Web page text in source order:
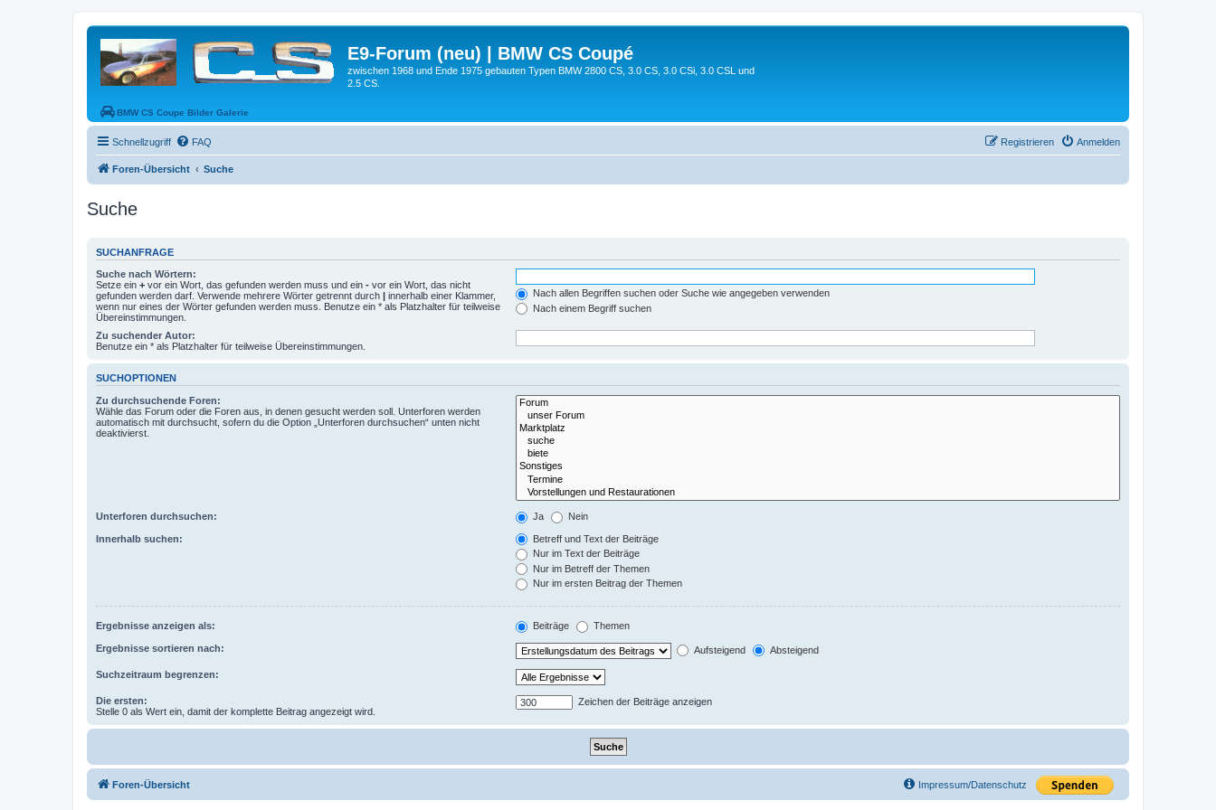
E9-Forum (neu) | BMW CS Coupé
zwischen 1968 und Ende 1975 gebauten Typen BMW 2800 CS, 3.0 CS, 3.0 CSi, 3.0 CSL und
2.5 CS.
BMW CS Coupe Bilder Galerie
Schnellzugriff FAQ Anmelden
Registrieren
Foren-Übersicht Suche
Suche
SUCHANFRAGE
Suche nach Wörtern:
Setze ein + vor ein Wort, das gefunden werden muss und ein - vor ein Wort, das nicht
gefunden werden darf. Verwende mehrere Wörter getrennt durch | innerhalb einer Klammer,
wenn nur eines der Wörter gefunden werden muss. Benutze ein * als Platzhalter für teilweise
Übereinstimmungen.
Nach allen Begriffen suchen oder Suche wie angegeben verwenden
Nach einem Begriff suchen
Zu suchender Autor:
Benutze ein * als Platzhalter für teilweise Übereinstimmungen.
SUCHOPTIONEN
Zu durchsuchende Foren:
Wähle das Forum oder die Foren aus, in denen gesucht werden soll. Unterforen werden
automatisch mit durchsucht, sofern du die Option „Unterforen durchsuchen“ unten nicht
deaktivierst.
Unterforen durchsuchen: Ja Nein
Innerhalb suchen:
Betreff und Text der Beiträge
Nur im Text der Beiträge
Nur im Betreff der Themen
Nur im ersten Beitrag der Themen
Ergebnisse anzeigen als: Beiträge Themen
Ergebnisse sortieren nach: Aufsteigend Absteigend
Suchzeitraum begrenzen:
Die ersten:
Stelle 0 als Wert ein, damit der komplette Beitrag angezeigt wird.
Zeichen der Beiträge anzeigen
Foren-Übersicht Impressum/Datenschutz